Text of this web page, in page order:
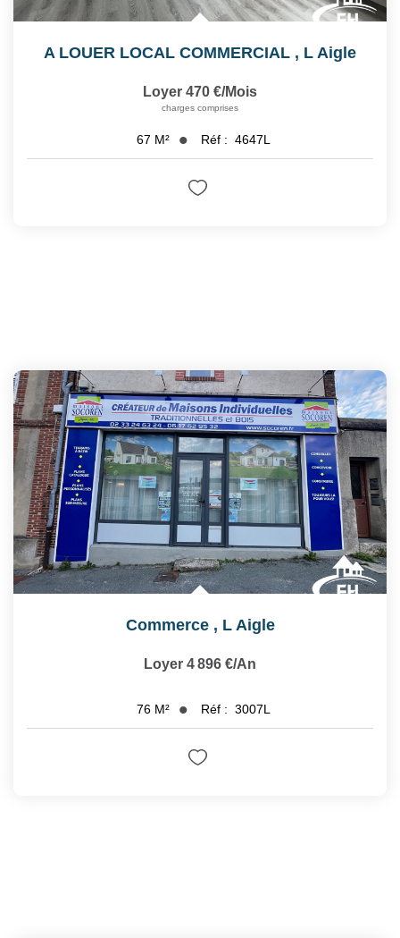
A LOUER LOCAL COMMERCIAL , L Aigle
Loyer 470 €/mois
charges comprises
67 M² Réf : 4647L
Commerce , L Aigle
Loyer 4 896 €/an
76 M² Réf : 3007L